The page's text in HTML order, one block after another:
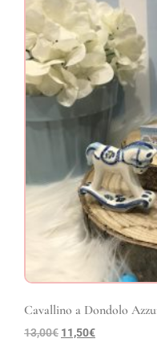
Cavallino a Dondolo
13,00€ 11,50€